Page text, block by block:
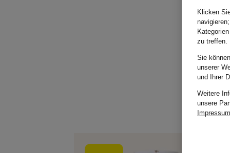
Klicken
zu treffen.
Sie
unserer
und Ihrer
Weitere
unsere
Impressum